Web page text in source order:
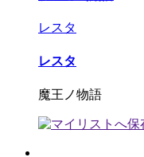
レスタ
レスタ
魔王ノ物語